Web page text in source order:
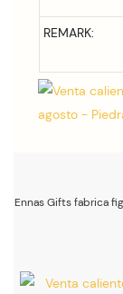
REMARK:
Ennas Gifts fabrica